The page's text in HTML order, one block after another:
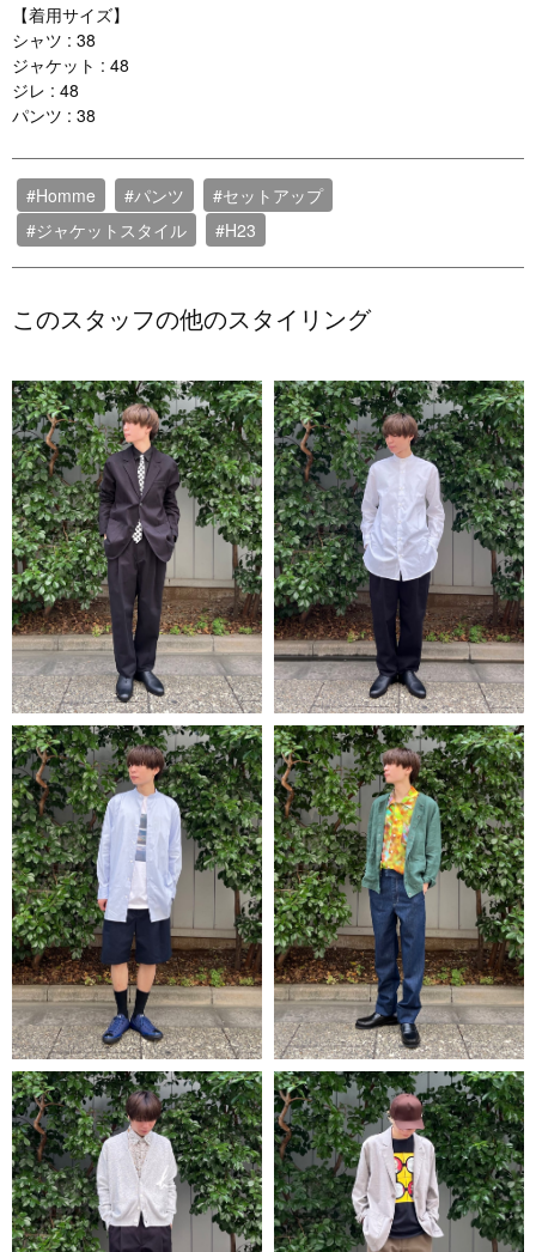
【着用サイズ】
シャツ : 38
ジャケット : 48
ジレ : 48
パンツ : 38
#Homme #パンツ
#セットアップ
#ジャケットスタイル
#H23
このスタッフの他のスタイリング